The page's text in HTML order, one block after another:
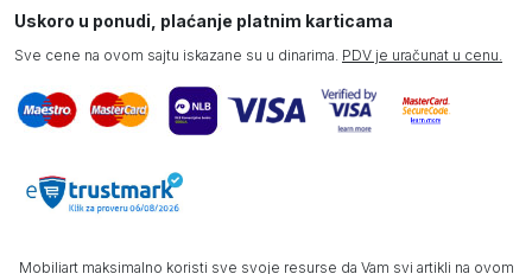
Uskoro u ponudi, plaćanje platnim karticama
Sve cene na ovom sajtu iskazane su u dinarima. PDV je uračunat u cenu.
Mobiliart maksimalno koristi sve svoje resurse da Vam svi artikli na ovom